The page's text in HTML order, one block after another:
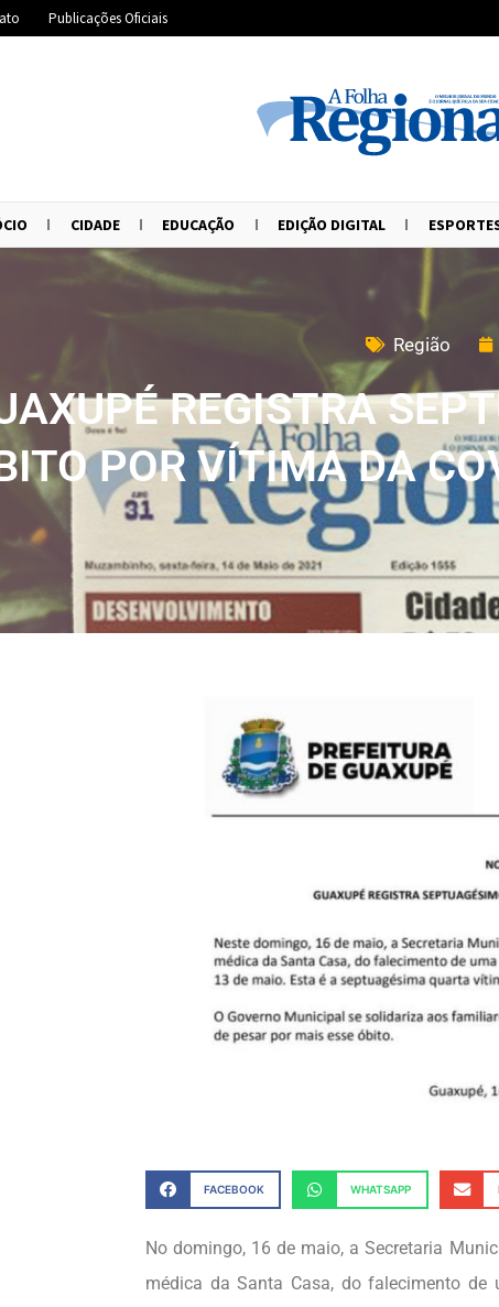
Publicações Oficiais
CIDADE EDUCAÇÃO EDIÇÃO DIGITAL
Região
REGISTRA
POR VÍTIMA DA
FACEBOOK WHATSAPP
No domingo, 16 de maio, a Secretaria
médica da Santa Casa, do falecimento